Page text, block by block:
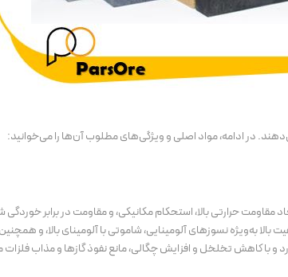
در ادامه، مواد اصلی و ویژگی‌های مطلوب آن‌ها را می‌خوانید:
حرارتی بالا، استحکام مکانیکی، و مقاومت در برابر خوردگی
خاک‌های نسوز با کیفیت بالا به‌ویژه نسوزهای آلومینایی، شاموتی با آلومینای بالا، و
و با کاهش تخلخل و افزایش چگالی، مانع نفوذ گازها و مذاب